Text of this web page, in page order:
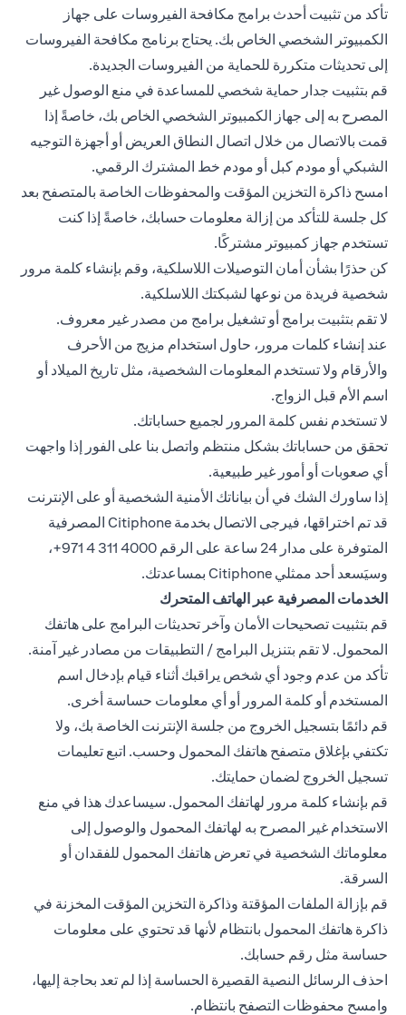
تأكد من تثبيت أحدث برامج مكافحة الفيروسات على جهاز
الكمبيوتر الشخصي الخاص بك. يحتاج برنامج مكافحة الفيروسات
إلى تحديثات متكررة للحماية من الفيروسات الجديدة.
قم بتثبيت جدار حماية شخصي للمساعدة في منع الوصول غير
المصرح به إلى جهاز الكمبيوتر الشخصي الخاص بك، خاصةً إذا
قمت بالاتصال من خلال اتصال النطاق العريض أو أجهزة التوجيه
الشبكي أو مودم كبل أو مودم خط المشترك الرقمي.
امسح ذاكرة التخزين المؤقت والمحفوظات الخاصة بالمتصفح بعد
كل جلسة للتأكد من إزالة معلومات حسابك، خاصةً إذا كنت
تستخدم جهاز كمبيوتر مشتركًا.
كن حذرًا بشأن أمان التوصيلات اللاسلكية، وقم بإنشاء كلمة مرور
شخصية فريدة من نوعها لشبكتك اللاسلكية.
لا تقم بتثبيت برامج أو تشغيل برامج من مصدر غير معروف.
عند إنشاء كلمات مرور، حاول استخدام مزيج من الأحرف
والأرقام ولا تستخدم المعلومات الشخصية، مثل تاريخ الميلاد أو
اسم الأم قبل الزواج.
لا تستخدم نفس كلمة المرور لجميع حساباتك.
تحقق من حساباتك بشكل منتظم واتصل بنا على الفور إذا واجهت
أي صعوبات أو أمور غير طبيعية.
إذا ساورك الشك في أن بياناتك الأمنية الشخصية أو على الإنترنت
قد تم اختراقها، فيرجى الاتصال بخدمة Citiphone المصرفية
المتوفرة على مدار 24 ساعة على الرقم ‎+971 4 311 4000،
وسيَسعد أحد ممثلي Citiphone بمساعدتك.
الخدمات المصرفية عبر الهاتف المتحرك
قم بتثبيت تصحيحات الأمان وآخر تحديثات البرامج على هاتفك
المحمول. لا تقم بتنزيل البرامج / التطبيقات من مصادر غير آمنة.
تأكد من عدم وجود أي شخص يراقبك أثناء قيام بإدخال اسم
المستخدم أو كلمة المرور أو أي معلومات حساسة أخرى.
قم دائمًا بتسجيل الخروج من جلسة الإنترنت الخاصة بك، ولا
تكتفي بإغلاق متصفح هاتفك المحمول وحسب. اتبع تعليمات
تسجيل الخروج لضمان حمايتك.
قم بإنشاء كلمة مرور لهاتفك المحمول. سيساعدك هذا في منع
الاستخدام غير المصرح به لهاتفك المحمول والوصول إلى
معلوماتك الشخصية في تعرض هاتفك المحمول للفقدان أو
السرقة.
قم بإزالة الملفات المؤقتة وذاكرة التخزين المؤقت المخزنة في
ذاكرة هاتفك المحمول بانتظام لأنها قد تحتوي على معلومات
حساسة مثل رقم حسابك.
احذف الرسائل النصية القصيرة الحساسة إذا لم تعد بحاجة إليها،
وامسح محفوظات التصفح بانتظام.